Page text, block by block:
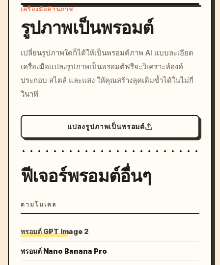
c, cyberpunk sunset, neon
colors, 8k --v 6.0
เครื่องมือด้านภาพ
รูปภาพเป็นพรอมต์
เปลี่ยนรูปภาพใดก็ได้ให้เป็นพรอมต์ภาพ AI แบบละเอียด
เครื่องมือแปลงรูปภาพเป็นพรอมต์ฟรีจะวิเคราะห์องค์
ประกอบ สไตล์ และแสง ให้คุณสร้างลุคเดิมซ้ำได้ในไม่กี่
วินาที
แปลงรูปภาพเป็นพรอมต์
ฟีเจอร์พรอมต์อื่นๆ
ตามโมเดล
พรอมต์ GPT Image 2
พรอมต์ Nano Banana Pro